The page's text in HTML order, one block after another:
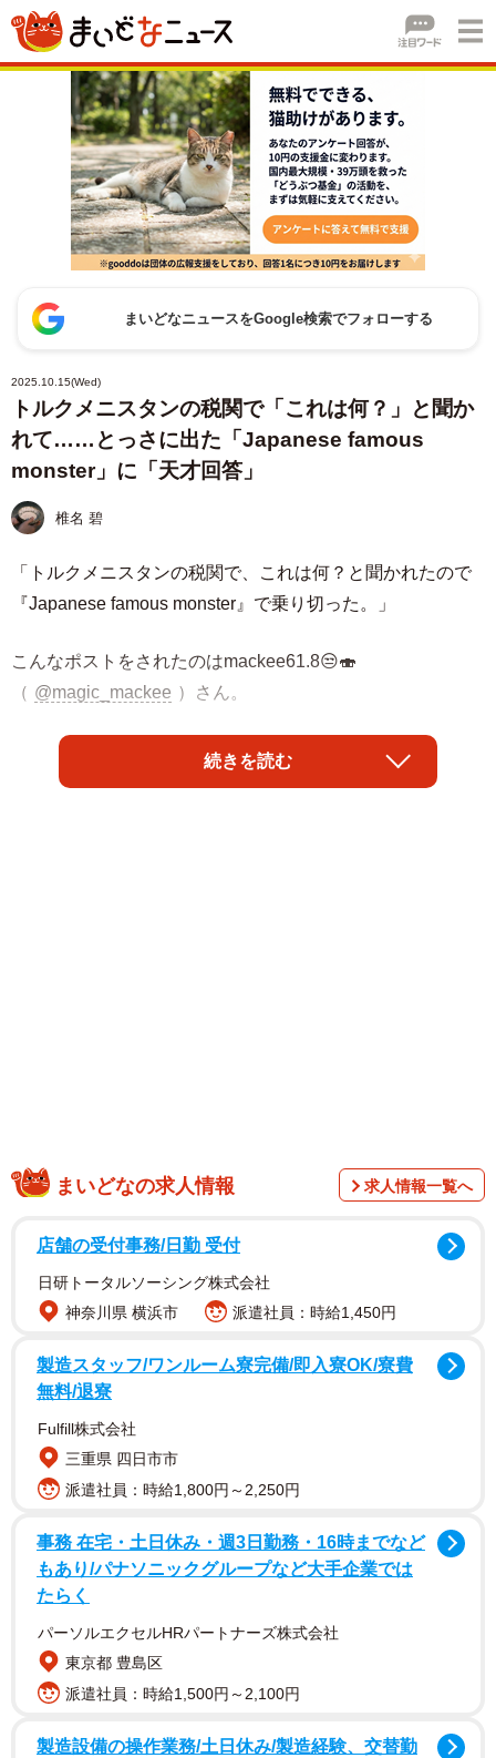
まいどなニュースをGoogle検索でフォローする
2025.10.15(Wed)
トルクメニスタンの税関で「これは何？」と聞か
れて……とっさに出た「Japanese famous
monster」に「天才回答」
椎名 碧
「トルクメニスタンの税関で、これは何？と聞かれたので
『Japanese famous monster』で乗り切った。」
こんなポストをされたのはmackee61.8😒🍣
（ @magic_mackee ）さん。
投稿された写真には、大阪・関西万博の公式キャラクター
「ミャクミャク」のぬいぐるみが写っていました。旅先で
続きを読む
まいどなの求人情報 求人情報一覧へ
店舗の受付事務/日勤 受付
日研トータルソーシング株式会社
神奈川県 横浜市
派遣社員：時給1,450円
製造スタッフ/ワンルーム寮完備/即入寮OK/寮費
無料/退寮
Fulfill株式会社
三重県 四日市市
派遣社員：時給1,800円～2,250円
事務 在宅・土日休み・週3日勤務・16時までなど
もあり/パナソニックグループなど大手企業では
たらく
パーソルエクセルHRパートナーズ株式会社
東京都 豊島区
派遣社員：時給1,500円～2,100円
製造設備の操作業務/土日休み/製造経験、交替勤